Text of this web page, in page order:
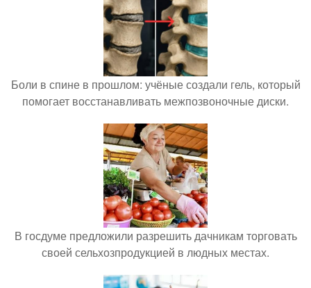
Боли в спине в прошлом: учёные создали гель, который
помогает восстанавливать межпозвоночные диски.
В госдуме предложили разрешить дачникам торговать
своей сельхозпродукцией в людных местах.